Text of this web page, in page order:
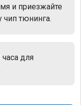
и приезжайте
чип тюнинга.
для